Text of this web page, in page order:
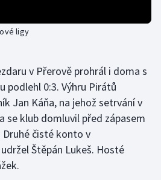
ligy
v Přerově prohrál i doma s
podlehl 0:3. Výhru Pirátů
Jan Káňa, na jehož setrvání v
se klub domluvil před zápasem
čisté konto v
Štěpán Lukeš. Hosté